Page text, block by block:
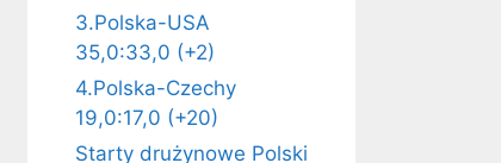
3.Polska-USA
35,0:33,0 (+2)
4.Polska-Czechy
19,0:17,0 (+20)
Starty drużynowe Polski